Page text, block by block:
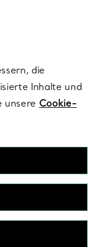
Roségold –
mit
die
Inhalte und
unsere Cookie-